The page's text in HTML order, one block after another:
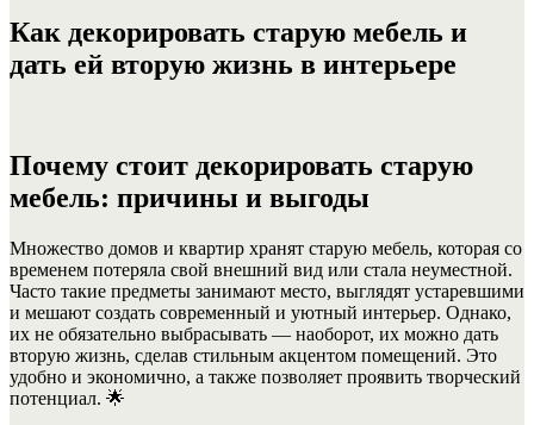
Как декорировать старую мебель и
дать ей вторую жизнь в интерьере
Почему стоит декорировать старую
мебель: причины и выгоды
Множество домов и квартир хранят старую мебель, которая со
временем потеряла свой внешний вид или стала неуместной.
Часто такие предметы занимают место, выглядят устаревшими
и мешают создать современный и уютный интерьер. Однако,
их не обязательно выбрасывать — наоборот, их можно дать
вторую жизнь, сделав стильным акцентом помещений. Это
удобно и экономично, а также позволяет проявить творческий
потенциал. 🌟